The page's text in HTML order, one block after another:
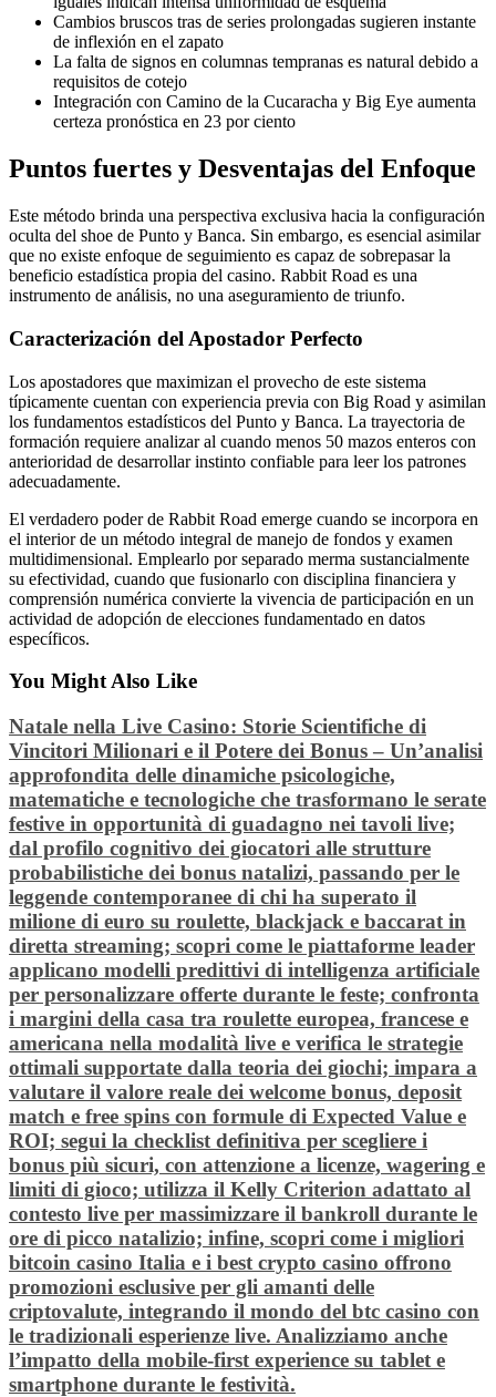
Cambios bruscos tras de series prolongadas sugieren instante
de inflexión en el zapato
La falta de signos en columnas tempranas es natural debido a
requisitos de cotejo
Integración con Camino de la Cucaracha y Big Eye aumenta
certeza pronóstica en 23 por ciento
Puntos fuertes y Desventajas del Enfoque
Este método brinda una perspectiva exclusiva hacia la configuración
oculta del shoe de Punto y Banca. Sin embargo, es esencial asimilar
que no existe enfoque de seguimiento es capaz de sobrepasar la
beneficio estadística propia del casino. Rabbit Road es una
instrumento de análisis, no una aseguramiento de triunfo.
Caracterización del Apostador Perfecto
Los apostadores que maximizan el provecho de este sistema
típicamente cuentan con experiencia previa con Big Road y asimilan
los fundamentos estadísticos del Punto y Banca. La trayectoria de
formación requiere analizar al cuando menos 50 mazos enteros con
anterioridad de desarrollar instinto confiable para leer los patrones
adecuadamente.
El verdadero poder de Rabbit Road emerge cuando se incorpora en
el interior de un método integral de manejo de fondos y examen
multidimensional. Emplearlo por separado merma sustancialmente
su efectividad, cuando que fusionarlo con disciplina financiera y
comprensión numérica convierte la vivencia de participación en un
actividad de adopción de elecciones fundamentado en datos
específicos.
You Might Also Like
Natale nella Live Casino: Storie Scientifiche di
Vincitori Milionari e il Potere dei Bonus – Un’analisi
approfondita delle dinamiche psicologiche,
matematiche e tecnologiche che trasformano le serate
festive in opportunità di guadagno nei tavoli live;
dal profilo cognitivo dei giocatori alle strutture
probabilistiche dei bonus natalizi, passando per le
leggende contemporanee di chi ha superato il
milione di euro su roulette, blackjack e baccarat in
diretta streaming; scopri come le piattaforme leader
applicano modelli predittivi di intelligenza artificiale
per personalizzare offerte durante le feste; confronta
i margini della casa tra roulette europea, francese e
americana nella modalità live e verifica le strategie
ottimali supportate dalla teoria dei giochi; impara a
valutare il valore reale dei welcome bonus, deposit
match e free spins con formule di Expected Value e
ROI; segui la checklist definitiva per scegliere i
bonus più sicuri, con attenzione a licenze, wagering e
limiti di gioco; utilizza il Kelly Criterion adattato al
contesto live per massimizzare il bankroll durante le
ore di picco natalizio; infine, scopri come i migliori
bitcoin casino Italia e i best crypto casino offrono
promozioni esclusive per gli amanti delle
criptovalute, integrando il mondo del btc casino con
le tradizionali esperienze live. Analizziamo anche
l’impatto della mobile‑first experience su tablet e
smartphone durante le festività.